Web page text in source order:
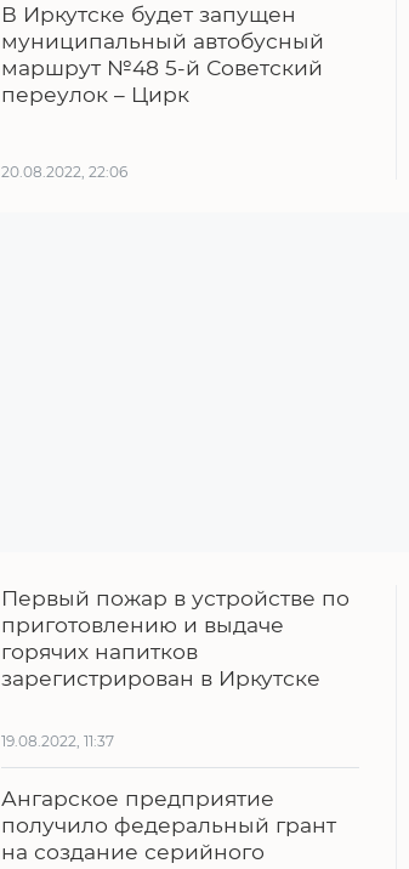
В Иркутске будет запущен
муниципальный автобусный
маршрут №48 5-й Советский
переулок – Цирк
20.08.2022, 22:06
Первый пожар в устройстве по
приготовлению и выдаче
горячих напитков
зарегистрирован в Иркутске
19.08.2022, 11:37
Ангарское предприятие
получило федеральный грант
на создание серийного